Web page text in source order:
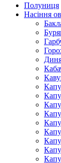
Полуниця
Насіння